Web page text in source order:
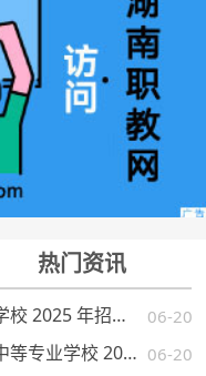
热门资讯
06-20
湖南公办中职--平江县职业技术学校 2025 年招生简章
06-20
湖南公办中专--岳阳市第一职业中等专业学校 2025 年招生简章